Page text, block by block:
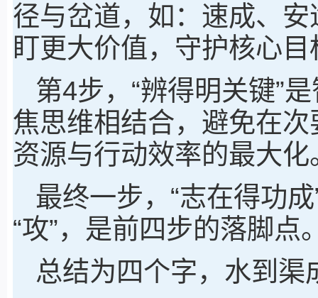
径与岔道，如：速成、
盯更大价值，守护核心
第4步，“辨得明关键”
焦思维相结合，避免在
资源与行动效率的最大化
最终一步，“志在得功
“攻”，是前四步的落脚点
总结为四个字，水到渠